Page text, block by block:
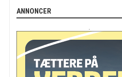
ANNONCER